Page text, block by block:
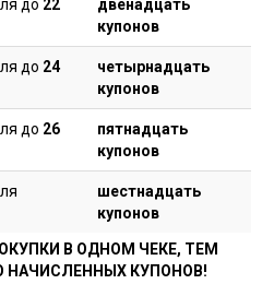
до 22
двенадцать
купонов
до 24
четырнадцать
купонов
до 26
пятнадцать
купонов
шестнадцать
купонов
В ОДНОМ ЧЕКЕ, ТЕМ
НАЧИСЛЕННЫХ КУПОНОВ!